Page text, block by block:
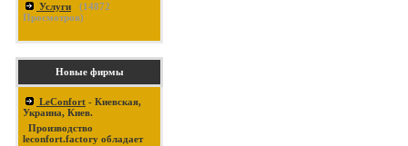
Услуги (14872
Просмотров)
Новые фирмы
LeConfort - Киевская,
Украина, Киев.
Производство
leconfort.factory обладает